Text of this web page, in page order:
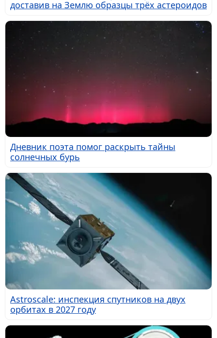
доставив на Землю образцы трёх астероидов
Дневник поэта помог раскрыть тайны
солнечных бурь
Astroscale: инспекция спутников на двух
орбитах в 2027 году